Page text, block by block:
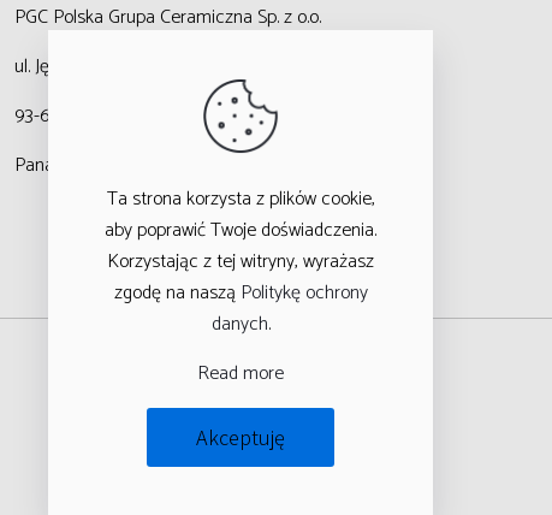
PGC Polska Grupa Ceramiczna Sp. z o.o.
ul. Jędrzejowska 47,
93-636 Łódź
Panattoni Logistic Hub
Ta strona korzysta z plików cookie,
aby poprawić Twoje doświadczenia.
Korzystając z tej witryny, wyrażasz
zgodę na naszą Politykę ochrony
danych.
Read more
Akceptuję